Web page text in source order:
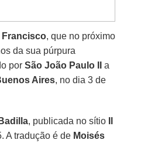
Francisco, que no próximo
da sua púrpura
porSão João Paulo II
a
Aires, no dia 3 de
, publicada no sítio
A tradução é de Moisés